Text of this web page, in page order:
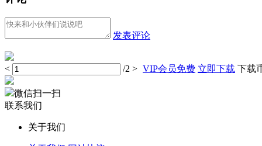
发表评论
< /2 > VIP会员免费 立即下载 下载
微信扫一扫
联系我们
关于我们